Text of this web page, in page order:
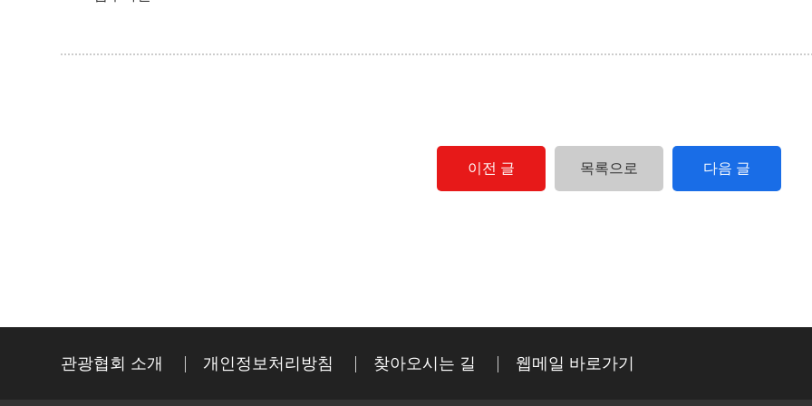
이전 글 목록으로 다음 글
관광협회 소개 개인정보처리방침 찾아오시는 길 웹메일 바로가기